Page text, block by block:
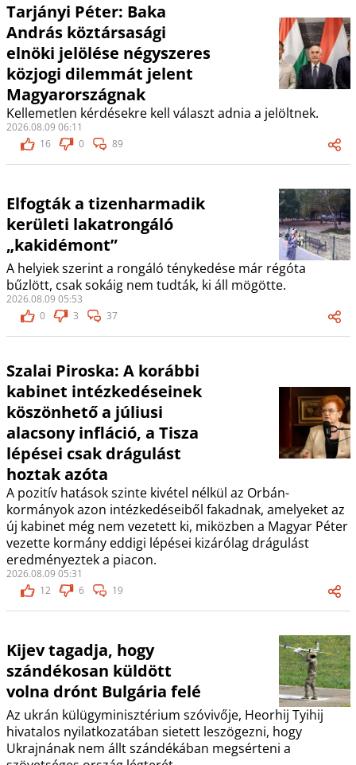
Tarjányi Péter: Baka
András köztársasági
elnöki jelölése négyszeres
közjogi dilemmát jelent
Magyarországnak
Kellemetlen kérdésekre kell választ adnia a jelöltnek.
2026.08.09 06:11
16
0 89
Elfogták a tizenharmadik
kerületi lakatrongáló
„kakidémont”
A helyiek szerint a rongáló ténykedése már régóta
bűzlött, csak sokáig nem tudták, ki áll mögötte.
2026.08.09 05:53
0
3 37
Szalai Piroska: A korábbi
kabinet intézkedéseinek
köszönhető a júliusi
alacsony infláció, a Tisza
lépései csak drágulást
hoztak azóta
A pozitív hatások szinte kivétel nélkül az Orbán-
kormányok azon intézkedéseiből fakadnak, amelyeket az
új kabinet még nem vezetett ki, miközben a Magyar Péter
vezette kormány eddigi lépései kizárólag drágulást
eredményeztek a piacon.
2026.08.09 05:31
12
6 19
Kijev tagadja, hogy
szándékosan küldött
volna drónt Bulgária felé
Az ukrán külügyminisztérium szóvivője, Heorhij Tyihij
hivatalos nyilatkozatában sietett leszögezni, hogy
Ukrajnának nem állt szándékában megsérteni a